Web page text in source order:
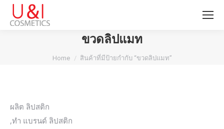
ขวดลิปแมท
You are here:
Home สินค้าที่มีป้ายกำกับ “ขวดลิปแมท”
ผลิต ลิปสติก
,ทำ แบรนด์ ลิปสติก